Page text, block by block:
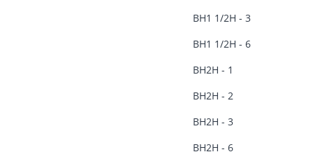
ВН1 1/2Н - 3
ВН1 1/2Н - 6
ВН2Н - 1
ВН2Н - 2
ВН2Н - 3
ВН2Н - 6